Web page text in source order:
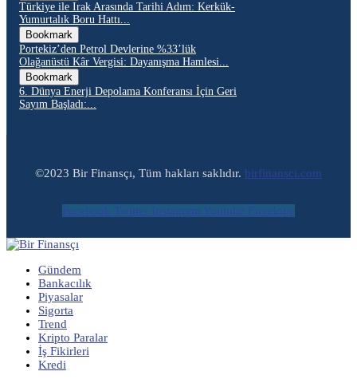
Türkiye ile Irak Arasında Tarihi Adım: Kerkük-
Yumurtalık Boru Hattı...
Bookmark
Portekiz’den Petrol Devlerine %33’lük
Olağanüstü Kâr Vergisi: Dayanışma Hamlesi...
Bookmark
6. Dünya Enerji Depolama Konferansı İçin Geri
Sayım Başladı:...
©2023 Bir Finansçı, Tüm hakları saklıdır. birfinansci.com
Facebook Twitter Instagram Youtube Envelope
Gündem
Bankacılık
Piyasalar
Sigorta
Trend
Kripto Paralar
İş Fikirleri
Kredi